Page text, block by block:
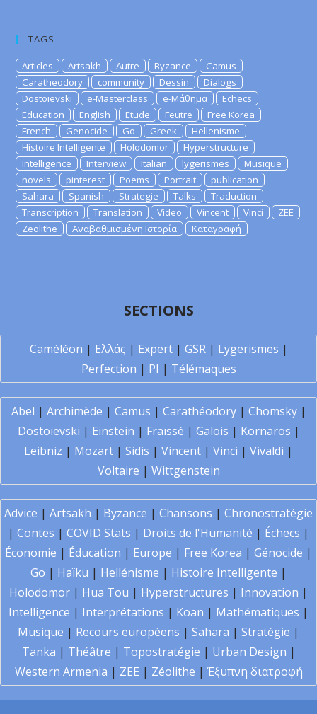
TAGS
Articles Artsakh Autre Byzance
Camus
Caratheodory
community Dessin
Dialogs
Dostoievski
e-Masterclass e-Μάθημα
Echecs
Education
English Etude Feutre
Free Korea
French
Genocide Go Greek
Hellenisme
Histoire Intelligente
Holodomor
Hyperstructure
Intelligence
Interview Italian lygerismes
Musique
novels
pinterest Poems Portrait
publication
Sahara
Spanish Strategie Talks
Traduction
Transcription
Translation Video Vincent Vinci
ZEE
Zeolithe
Αναβαθμισμένη Ιστορία Καταγραφή
SECTIONS
Caméléon | Ελλάς | Expert| GSR| Lygerismes |
Perfection | PI | Télémaques
Abel | Archimède | Camus | Carathéodory| Chomsky|
Dostoïevski | Einstein | Fraïssé | Galois | Kornaros |
Leibniz | Mozart | Sidis | Vincent | Vinci | Vivaldi |
Voltaire | Wittgenstein
Advice | Artsakh | Byzance | Chansons | Chronostratégie
| Contes | COVID Stats | Droits de l'Humanité | Échecs |
Économie | Éducation | Europe | Free Korea | Génocide |
Go | Haïku | Hellénisme | Histoire Intelligente |
Holodomor | Hua Tou | Hyperstructures | Innovation |
Intelligence | Interprétations | Koan | Mathématiques |
Musique | Recours européens | Sahara | Stratégie |
Tanka | Théâtre | Topostratégie | Urban Design |
Western Armenia | ZEE | Zéolithe | Έξυπνη διατροφή